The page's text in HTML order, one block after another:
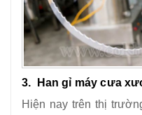
3. Han gỉ máy cưa
Hiện nay trên thị